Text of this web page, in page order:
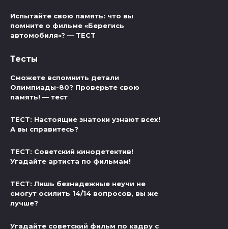
Испытайте свою память: что вы
помните о фильме «Берегись
автомобиля»? — ТЕСТ
Тесты
Сможете вспомнить детали
Олимпиады-80? Проверьте свою
память! — тест
ТЕСТ: Настоящие знатоки узнают всех!
А вы справитесь?
ТЕСТ: Советский кинодетектив!
Угадайте артиста по фильмам!
ТЕСТ: Лишь безнадежные неучи не
смогут осилить 14/14 вопросов, вы же
лучше?
Угадайте советский фильм по кадру с